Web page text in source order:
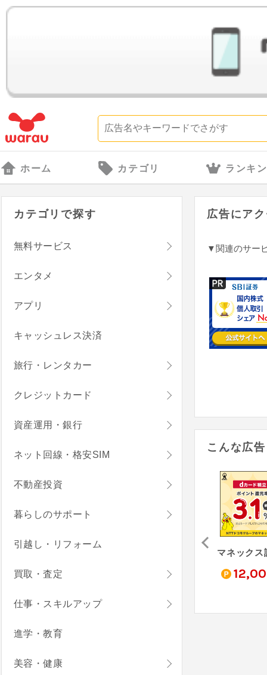
ホーム カテゴリ ランキ
広告にア
▼関連のサー
こんな広
6,000 10,300
カテゴリで探す
無料サービス
エンタメ
アプリ
キャッシュレス決済
旅行・レンタカー
クレジットカード
資産運用・銀行
ネット回線・格安SIM
不動産投資
暮らしのサポート
引越し・リフォーム
買取・査定
仕事・スキルアップ
進学・教育
美容・健康